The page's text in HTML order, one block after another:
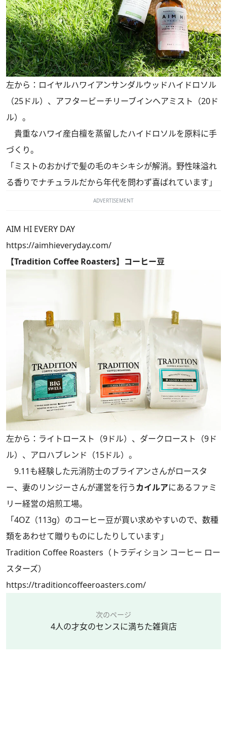
左から：ロイヤルハワイアンサンダルウッドハイドロソル
（25ドル）、アフタービーチリーブインヘアミスト（20ド
ル）。
貴重なハワイ産白檀を蒸留したハイドロソルを原料に手
づくり。
「ミストのおかげで髪の毛のキシキシが解消。野性味溢れ
る香りでナチュラルだから年代を問わず喜ばれています」
ADVERTISEMENT
AIM HI EVERY DAY
https://aimhieveryday.com/
【Tradition Coffee Roasters】コーヒー豆
左から：ライトロースト（9ドル）、ダークロースト（9ド
ル）、アロハブレンド（15ドル）。
9.11も経験した元消防士のブライアンさんがロースタ
ー、妻のリンジーさんが運営を行うカイルアにあるファミ
リー経営の焙煎工場。
「4OZ（113g）のコーヒー豆が買い求めやすいので、数種
類をあわせて贈りものにしたりしています」
Tradition Coffee Roasters（トラディション コーヒー ロー
スターズ）
https://traditioncoffeeroasters.com/
次のページ
4人の才女のセンスに満ちた雑貨店